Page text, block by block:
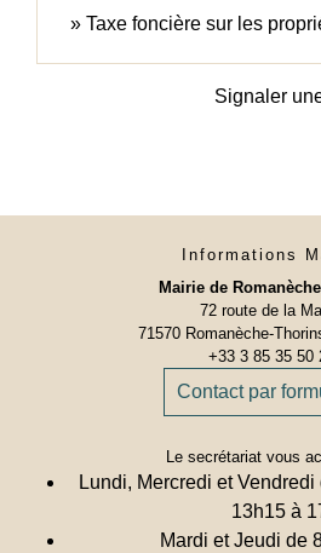
Taxe foncière sur les
Signaler
Informations
Mairie de
72 route de la
71570 Romanèche-
+33 3 85 35 50
Contact par
Le secrétariat vous
Lundi, Mercredi et
13h15 à
Mardi et Jeudi de